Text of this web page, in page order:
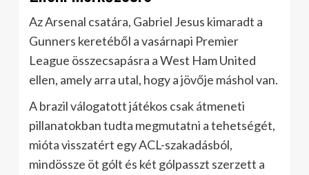
Az Arsenal csatára, Gabriel Jesus kimaradt a
Gunners keretéből a vasárnapi Premier
League összecsapásra a West Ham United
ellen, amely arra utal, hogy a jövője máshol van.
A brazil válogatott játékos csak átmeneti
pillanatokban tudta megmutatni a tehetségét,
mióta visszatért egy ACL-szakadásból,
mindössze öt gólt és két gólpasszt szerzett a